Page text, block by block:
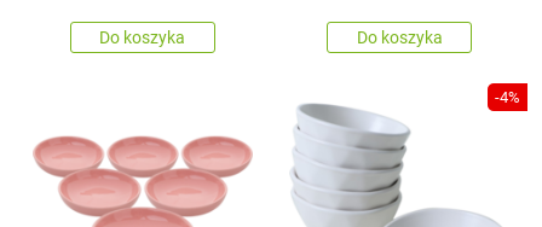
Do koszyka Do koszyka
-4%